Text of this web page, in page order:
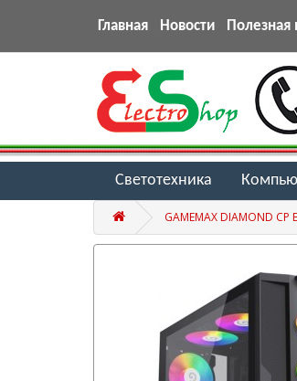
Главная Новости
Светотехника
GAMEMAX DIAMOND CP